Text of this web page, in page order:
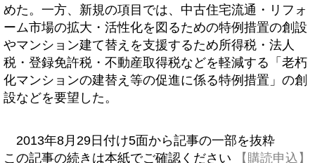
めた。一方、新規の項目では、中古住宅流通・リフォ
ーム市場の拡大・活性化を図るための特例措置の創設
やマンション建て替えを支援するため所得税・法人
税・登録免許税・不動産取得税などを軽減する「老朽
化マンションの建替え等の促進に係る特例措置」の創
設などを要望した。
2013年8月29日付け5面から記事の一部を抜粋
この記事の続きは本紙でご確認ください
【購読申込】